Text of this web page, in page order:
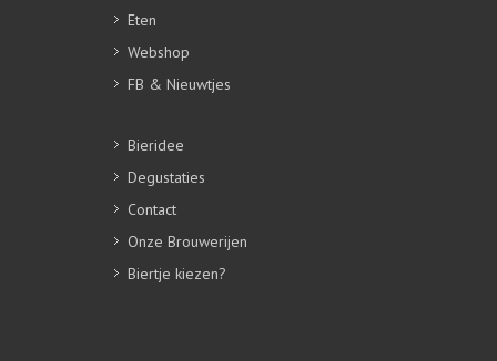
Eten
Webshop
FB & Nieuwtjes
Bieridee
Degustaties
Contact
Onze Brouwerijen
Biertje kiezen?